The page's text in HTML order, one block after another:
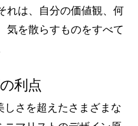
れは、自分の価値観、何
気を散らすものをすべて
利点
しさを超えたさまざまな